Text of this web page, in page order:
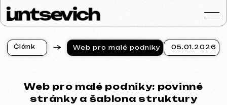
Otázky a
Služby a ceny
Č
Web pro malé podniky: povinné
stránky a šablona struktury